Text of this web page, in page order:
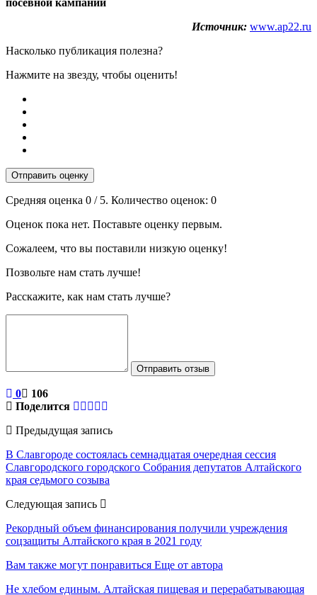
Источник: www.ap22.ru
Насколько публикация полезна?
Нажмите на звезду, чтобы оценить!
Отправить оценку
Средняя оценка 0 / 5. Количество оценок: 0
Оценок пока нет. Поставьте оценку первым.
Сожалеем, что вы поставили низкую оценку!
Позвольте нам стать лучше!
Расскажите, как нам стать лучше?
Отправить отзыв
0
106
Поделится
Предыдущая запись
В Славгороде состоялась семнадцатая очередная сессия
Славгородского городского Собрания депутатов Алтайского
края седьмого созыва
Следующая запись
Рекордный объем финансирования получили учреждения
соцзащиты Алтайского края в 2021 году
Вам также могут понравиться Еще от автора
Не хлебом единым. Алтайская пищевая и перерабатывающая